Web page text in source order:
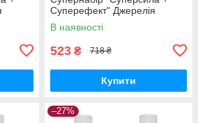
Суперефект" Джерелія
В наявності
523 ₴ 718 ₴
Купити
–27%